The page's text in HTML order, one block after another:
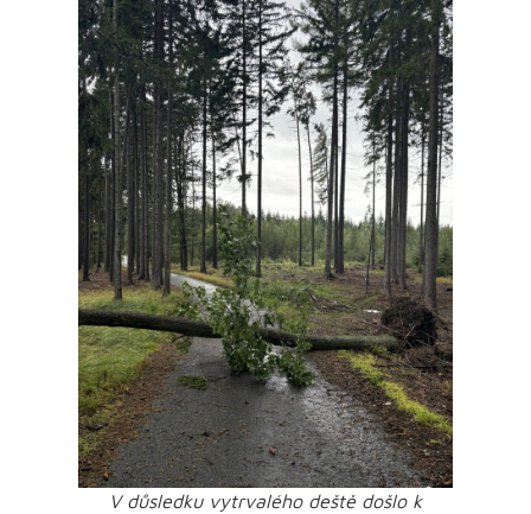
V důsledku vytrvalého deště došlo k